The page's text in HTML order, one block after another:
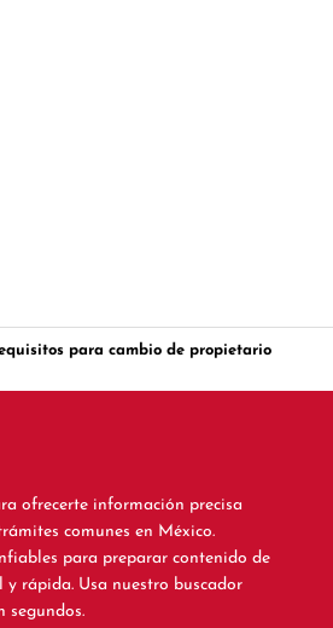
para cambio de propietario
ofrecerte información precisa
comunes en México.
para preparar contenido de
rápida. Usa nuestro buscador
segundos.